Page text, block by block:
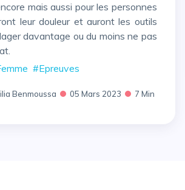
mais aussi pour les personnes
leur douleur et auront les outils
davantage ou du moins ne pas
#Epreuves
Benmoussa 05 Mars 2023 7 Min